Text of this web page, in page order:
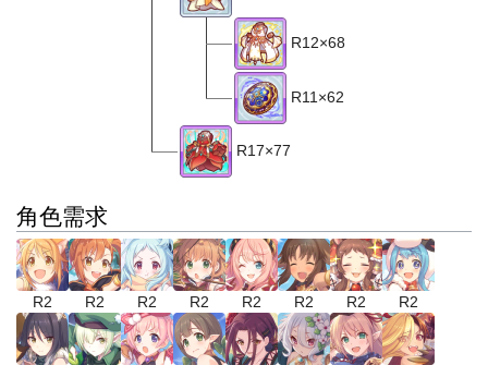
R12×68
R11×62
R17×77
角色需求
R2 R2 R2 R2 R2 R2 R2 R2